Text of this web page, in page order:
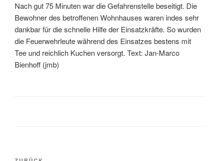
Nach gut 75 Minuten war die Gefahrenstelle beseitigt. Die
Bewohner des betroffenen Wohnhauses waren indes sehr
dankbar für die schnelle Hilfe der Einsatzkräfte. So wurden
die Feuerwehrleute während des Einsatzes bestens mit
Tee und reichlich Kuchen versorgt. Text: Jan-Marco
Bienhoff (jmb)